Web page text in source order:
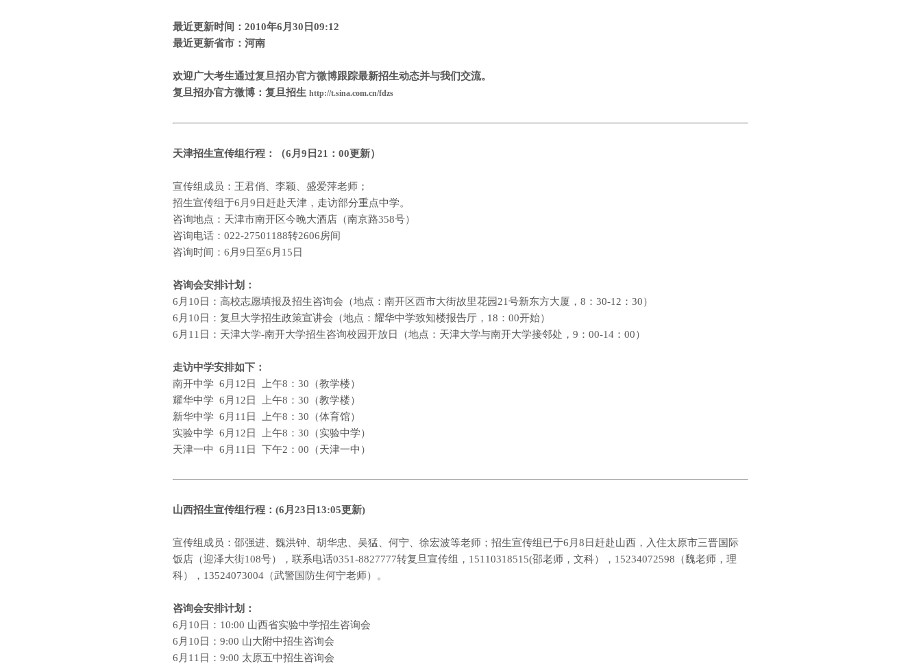
最近更新时间： 2010年6 月 30 日09:12
最近更新省市：河南
欢迎广大考生通过复旦招办官方微博跟踪最新招生动态并与我们交流。
复旦招办官方微博：复旦招生 http://t.sina.com.cn/fdzs
天津招生宣传组行程：（6 月 9 日21 ： 00更新）
宣传组成员：王君俏、李颖、盛爱萍老师；
招生宣传组于6 月 9 日赶赴天津，走访部分重点中学。
咨询地点： 天津市南开区今晚大酒店 （南京路358号）
咨询电话： 022-27501188转2606房间
咨询时间： 6 月 9 日至6 月 15 日
咨询会安排计划：
6 月 10 日：高校志愿填报及招生咨询会（地点：南开区西市大街故里花园 21号新东方大厦， 8 ： 30-12 ： 30）
6 月 10 日：复旦大学招生政策宣讲会（地点：耀华中学致知楼报告厅， 18 ： 00开始）
6 月 11 日：天津大学-南开大学招生咨询校园开放日（地点：天津大学与南开大学接邻处， 9 ： 00-14 ： 00）
走访中学安排如下：
南开中学 6 月12 日 上午8 ： 30 （教学楼）
耀华中学 6 月12 日 上午8 ： 30 （教学楼）
新华中学 6 月11 日 上午8 ： 30 （体育馆）
实验中学 6 月12 日 上午8 ： 30 （实验中学）
天津一中
6 月11 日 下午2 ： 00 （天津一中）
山西招生宣传组行程： (6 月 23 日 13:05更新)
宣传组成员：邵强进、魏洪钟、胡华忠、吴猛、何宁、徐宏波等老师；招生宣传组已于6 月 8 日赶赴山西，入住太原市三晋国际
饭店 （迎泽大街108号），联系电话0351-8827777转复旦宣传组， 15110318515(邵老师，文科）， 15234072598 （魏老师，理
科）， 13524073004 （武警国防生何宁老师）。
咨询会安排计划：
6 月 10 日： 10:00 山西省实验中学招生咨询会
6 月 10 日： 9:00 山大附中招生咨询会
6 月 11 日： 9:00 太原五中招生咨询会